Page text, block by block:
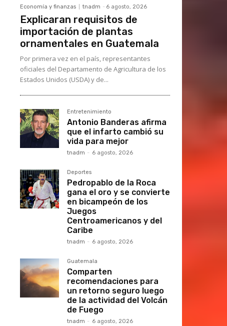
Economía y finanzas tnadm - 6 agosto, 2026
Explicaran requisitos de
importación de plantas
ornamentales en Guatemala
Por primera vez en el país, representantes
oficiales del Departamento de Agricultura de los
Estados Unidos (USDA) y de...
Entretenimiento
Antonio Banderas afirma
que el infarto cambió su
vida para mejor
tnadm - 6 agosto, 2026
Deportes
Pedropablo de la Roca
gana el oro y se convierte
en bicampeón de los
Juegos
Centroamericanos y del
Caribe
tnadm - 6 agosto, 2026
Guatemala
Comparten
recomendaciones para
un retorno seguro luego
de la actividad del Volcán
de Fuego
tnadm - 6 agosto, 2026